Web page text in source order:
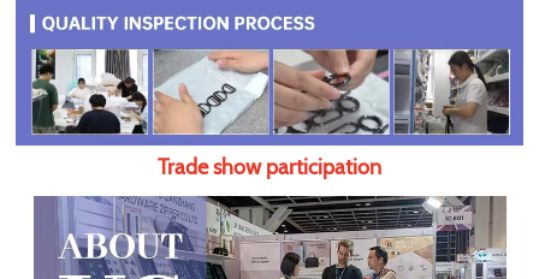
Trade show participation